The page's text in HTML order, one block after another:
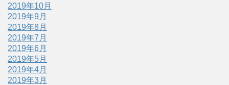
2019年10月
2019年9月
2019年8月
2019年7月
2019年6月
2019年5月
2019年4月
2019年3月